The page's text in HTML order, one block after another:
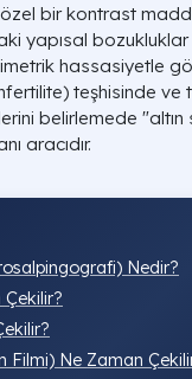
bir kontrast
yapısal bozukluklar
hassasiyetle
teşhisinde
belirlemede
aracıdır.
Nedir?
Çekilir?
Filmi) Ne Zaman